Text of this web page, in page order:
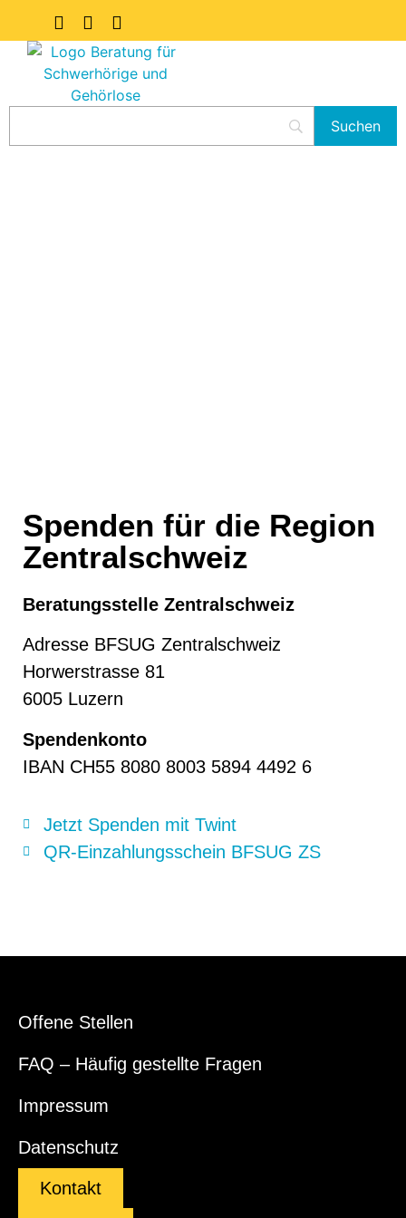
Spenden für die Region
Zentralschweiz
Beratungsstelle Zentralschweiz
Adresse BFSUG Zentralschweiz
Horwerstrasse 81
6005 Luzern
Spendenkonto
IBAN CH55 8080 8003 5894 4492 6
Jetzt Spenden mit Twint
QR-Einzahlungsschein BFSUG ZS
Offene Stellen
FAQ – Häufig gestellte Fragen
Impressum
Datenschutz
Kontakt